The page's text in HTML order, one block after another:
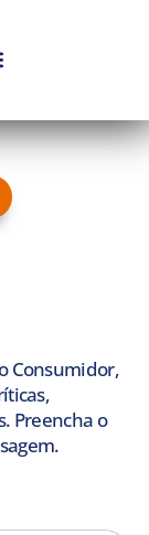
Consumidor,
Preencha o